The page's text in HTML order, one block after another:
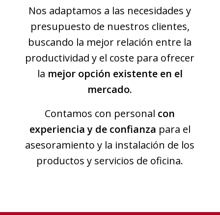
Nos adaptamos a las necesidades y
presupuesto de nuestros clientes,
buscando la mejor relación entre la
productividad y el coste para ofrecer
la mejor opción existente en el
mercado.
Contamos con personal con
experiencia y de confianza para el
asesoramiento y la instalación de los
productos y servicios de oficina.